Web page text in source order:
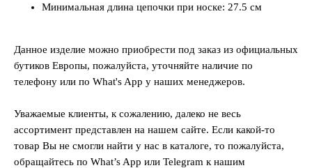
Минимальная длина цепочки при носке: 27.5 см
Данное изделие можно приобрести под заказ из официальных
бутиков Европы, пожалуйста, уточняйте наличие по
телефону или по What's App у наших менеджеров.
Уважаемые клиенты, к сожалению, далеко не весь
ассортимент представлен на нашем сайте. Если какой-то
товар Вы не смогли найти у нас в каталоге, то пожалуйста,
обращайтесь по What’s App или Telegram к нашим